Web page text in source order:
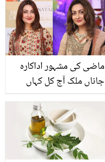
ماضی کی مشہور اداکارہ
جاناں ملک آج کل کہاں